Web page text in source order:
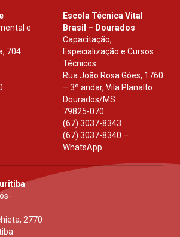
e
704
Escola Técnica Vital
Brasil – Dourados
Capacitação,
Especialização e Cursos
Técnicos
Rua João Rosa Góes, 1760
– 3º andar, Vila Planalto
Dourados/MS
79825-070
(67) 3037-8343
(67) 3037-8340 –
WhatsApp
2770